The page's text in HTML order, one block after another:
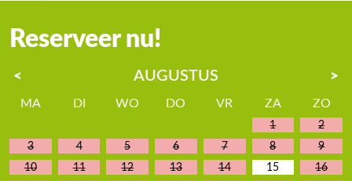
Reserveer nu!
< AUGUSTUS >
MA DI WO DO VR ZA ZO
1
2
3
4 5 6 7 8
9
10
11 12 13 14 15
16